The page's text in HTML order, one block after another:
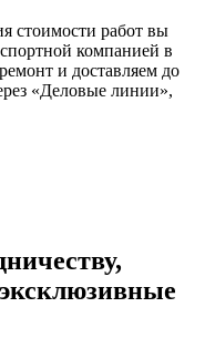
стоимости работ вы
компанией в
и доставляем до
«Деловые линии»,